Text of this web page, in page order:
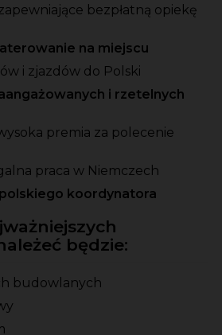
bezpłatną opiekę
na miejscu
i zjazdów do Polski
i rzetelnych
premia za polecenie
praca w Niemczech
koordynatora
będzie:
budowlanych